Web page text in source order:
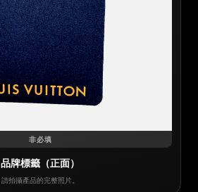
非必填
品牌標籤（正面）
請拍攝產品的完整照片。